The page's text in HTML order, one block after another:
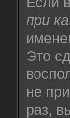
при
Это
не
раз,